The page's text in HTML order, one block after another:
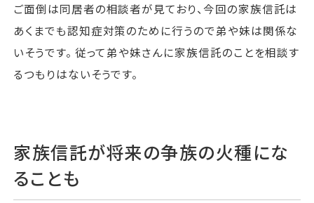
ご面倒は同居者の相談者が見ており、今回の家族信託は
あくまでも認知症対策のために行うので弟や妹は関係な
いそうです。 従って弟や妹さんに家族信託のことを相談す
るつもりはないそうです。
家族信託が将来の争族の火種にな
ることも